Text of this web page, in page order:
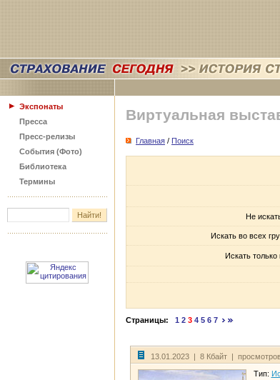
Экспонаты
Пресса
Пресс-релизы
События (Фото)
Библиотека
Термины
Виртуальная
Главная / Поиск
Не
Искать во всех
Искать
Страницы: 1 2 3 4 5 6 7
13.01.2023 | 8 Кбайт |
Тип: